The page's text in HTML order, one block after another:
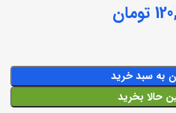
تومان
به سبد خرید
حالا بخرید